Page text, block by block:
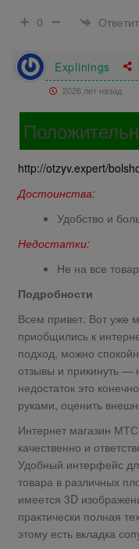
0
Explinings
2026 лет назад
http://otzyv.expert/
Достоинства:
Удобство и
Недостатки:
Не на все
Подробности
Всем привет. Вот уже
приобщились к
подход, можно
отзывы и прикинуть —
недостаток это
руками, оценить
Интернет магазин
качественно и
Удобный интерфейс
товара в различных
имеется 3D
практически полная
этому есть вкладка